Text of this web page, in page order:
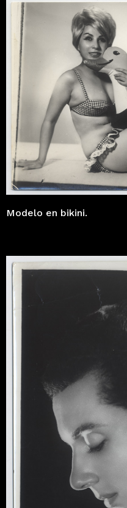
Modelo en bikini.